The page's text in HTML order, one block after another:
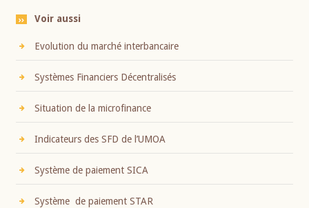
Voir aussi
Evolution du marché interbancaire
Systèmes Financiers Décentralisés
Situation de la microfinance
Indicateurs des SFD de l’UMOA
Système de paiement SICA
Système de paiement STAR